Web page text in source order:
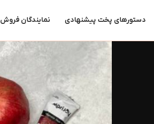
دستورهای پخت پیشنهادی نمایندگان فروش